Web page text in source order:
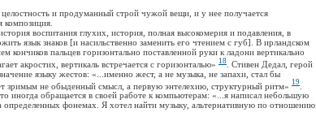
и продуманный строй чужой вещи, и у нее получается
композиция.
воспитания глухих, история, полная высокомерия и подавления, в
язык знаков [и насильственно заменить его чтением с губ]. В ирландском
кончиков пальцев горизонтально поставленной руки к ладони вертикально
акростих, вертикаль встречается с горизонталью» 18
. Стивен Дедал, герой
языку жестов: «...именно жест, а не музыка, не запахи, стал бы
зримым не обыденный смысл, а первую энтелехию, структурный ритм» 19
обращается в своей работе к компьютерам: «...я написал небольшую
фонемах. Я хотел найти музыку, альтернативную по отношению